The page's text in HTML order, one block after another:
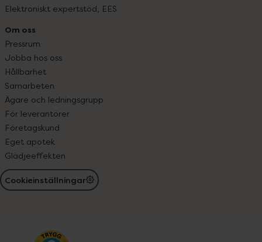
Elektroniskt expertstöd, EES
Om oss
Pressrum
Jobba hos oss
Hållbarhet
Samarbeten
Ägare och ledningsgrupp
För leverantörer
Företagskund
Eget apotek
Glädjeeffekten
Cookieinställningar